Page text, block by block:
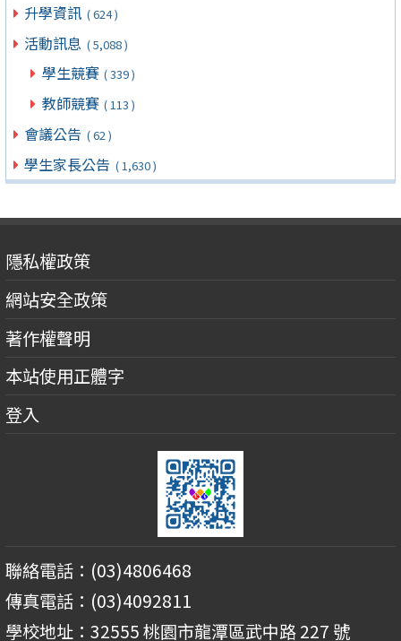
升學資訊 ( 624 )
活動訊息 ( 5,088 )
學生競賽 ( 339 )
教師競賽 ( 113 )
會議公告 ( 62 )
學生家長公告 ( 1,630 )
隱私權政策
網站安全政策
著作權聲明
本站使用正體字
登入
聯絡電話：(03)4806468
傳真電話：(03)4092811
學校地址：32555 桃園市龍潭區武中路 227 號